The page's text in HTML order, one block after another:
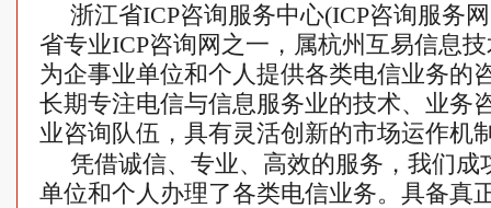
浙江省ICP咨询服务中心(ICP咨询服务
省专业ICP咨询网之一，属杭州互易信息
为企事业单位和个人提供各类电信业务的
长期专注电信与信息服务业的技术、业务
业咨询队伍，具有灵活创新的市场运作机
凭借诚信、专业、高效的服务，我们成
单位和个人办理了各类电信业务。具备真